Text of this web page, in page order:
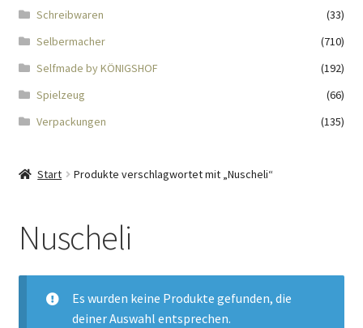
Impressum
Kasse
KÖNIGSHOF-Lädeli
Kontaktformular
Kunden-/Mitarbeitergeschenke
Schreibwaren
(33)
Selbermacher
(710)
Selfmade by KÖNIGSHOF
(192)
Spielzeug
(66)
Verpackungen
(135)
Start Produkte verschlagwortet mit „Nuscheli“
Nuscheli
Es wurden keine Produkte gefunden, die
deiner Auswahl entsprechen.